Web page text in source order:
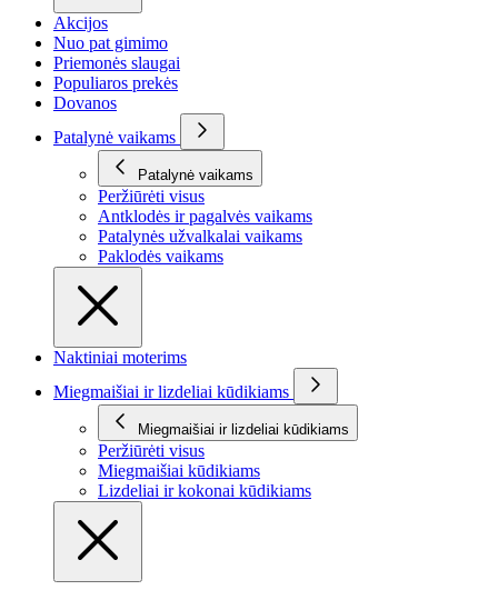
Akcijos
Nuo pat gimimo
Priemonės slaugai
Populiaros prekės
Dovanos
Patalynė vaikams
Patalynė vaikams
Peržiūrėti visus
Antklodės ir pagalvės vaikams
Patalynės užvalkalai vaikams
Paklodės vaikams
Naktiniai moterims
Miegmaišiai ir lizdeliai kūdikiams
Miegmaišiai ir lizdeliai kūdikiams
Peržiūrėti visus
Miegmaišiai kūdikiams
Lizdeliai ir kokonai kūdikiams